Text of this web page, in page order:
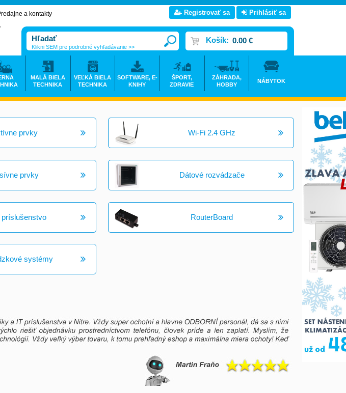
prvky Wi-Fi 2.4 GHz
prvky Dátové rozvádzače
príslušenstvo RouterBoard
systémy
a kontakty
Registrovať sa Prihlásiť sa
Košík: 0.00 €
Klikni SEM pre podrobné vyhľadávanie >>
MALÁ BIELA
TECHNIKA
VEĽKÁ BIELA
TECHNIKA
SOFTWARE, E-
KNIHY
ŠPORT,
ZDRAVIE
ZÁHRADA,
HOBBY
NÁBYTOK